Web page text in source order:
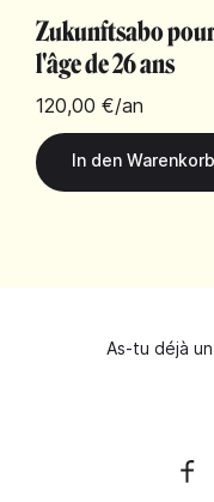
Zukunftsabo pour
l'âge de 26 ans
120,00 €/an
As-tu déjà